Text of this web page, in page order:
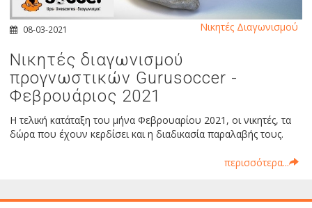
08-03-2021
Νικητές διαγωνισμού
προγνωστικών Gurusoccer -
Φεβρουάριος 2021
Η τελική κατάταξη του μήνα Φεβρουαρίου 2021, οι νικητές, τα
δώρα που έχουν κερδίσει και η διαδικασία παραλαβής τους.
περισσότερα...
Νικητές Διαγωνισμού